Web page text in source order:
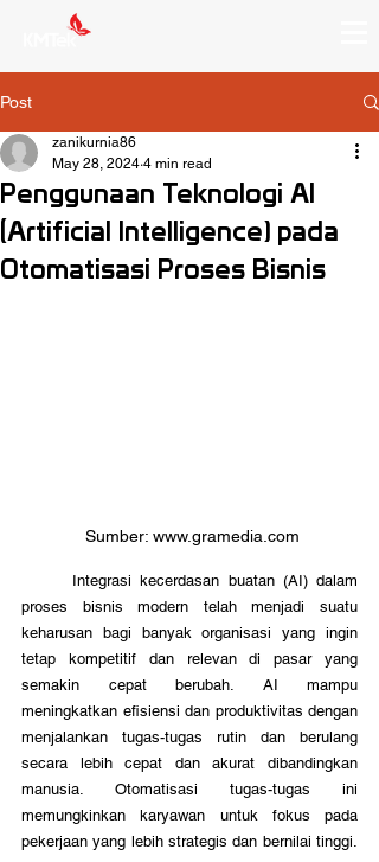
Post
Penggunaan Teknologi AI
(Artificial Intelligence) pada
Otomatisasi Proses Bisnis
zanikurnia86
May 28, 2024 4 min read
Sumber: www.gramedia.com
proses bisnis modern telah menjadi suatu
keharusan bagi banyak organisasi yang ingin
tetap kompetitif dan relevan di pasar yang
semakin cepat berubah. AI mampu
meningkatkan efisiensi dan produktivitas dengan
menjalankan tugas-tugas rutin dan berulang
secara lebih cepat dan akurat dibandingkan
manusia. Otomatisasi tugas-tugas ini
memungkinkan karyawan untuk fokus pada
pekerjaan yang lebih strategis dan bernilai tinggi.